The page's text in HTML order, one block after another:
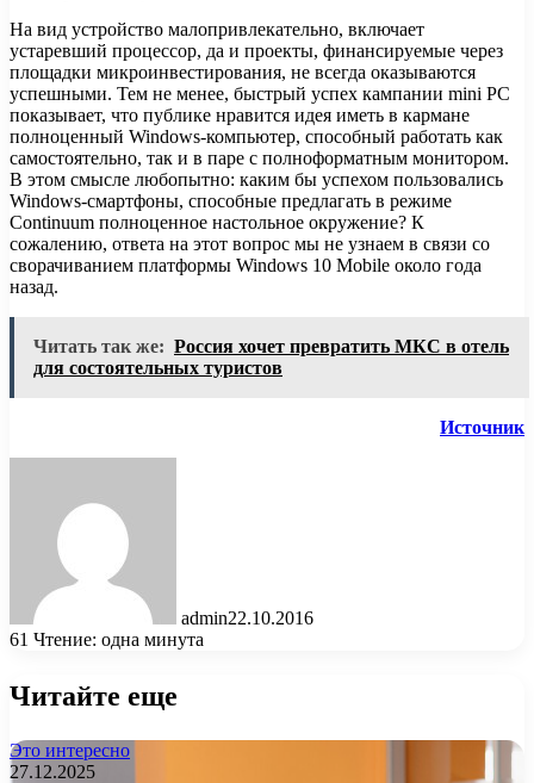
На вид устройство малопривлекательно, включает
устаревший процессор, да и проекты, финансируемые через
площадки микроинвестирования, не всегда оказываются
успешными. Тем не менее, быстрый успех кампании mini PC
показывает, что публике нравится идея иметь в кармане
полноценный Windows-компьютер, способный работать как
самостоятельно, так и в паре с полноформатным монитором.
В этом смысле любопытно: каким бы успехом пользовались
Windows-смартфоны, способные предлагать в режиме
Continuum полноценное настольное окружение? К
сожалению, ответа на этот вопрос мы не узнаем в связи со
сворачиванием платформы Windows 10 Mobile около года
назад.
Читать так же: Россия хочет превратить МКС в отель
для состоятельных туристов
Источник
admin22.10.2016
61 Чтение: одна минута
Читайте еще
Это интересно
27.12.2025